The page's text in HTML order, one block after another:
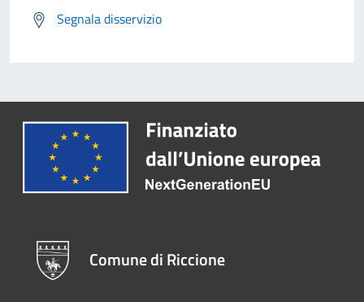
Segnala disservizio
Comune di Riccione